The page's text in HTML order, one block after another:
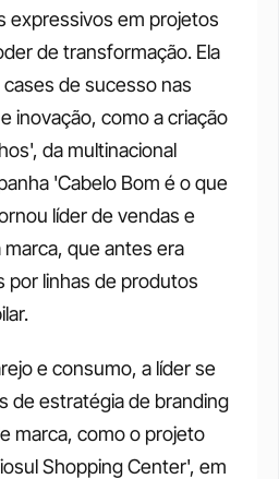
expressivos em projetos
de transformação. Ela
de sucesso nas
inovação, como a criação
da multinacional
'Cabelo Bom é o que
líder de vendas e
que antes era
por linhas de produtos
e consumo, a líder se
de estratégia de branding
marca, como o projeto
Shopping Center', em